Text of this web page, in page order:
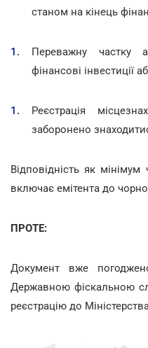
станом на кінець
Переважну частку
фінансові інвестиції
Реєстрація
заборонено
Відповідність як
включає емітента до
ПРОТЕ:
Документ вже
Державною фіскальною
реєстрацію до